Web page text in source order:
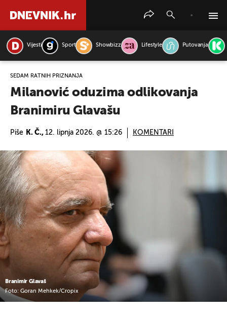
Vijesti Sport Showbizz Lifestyle Putovanja
SEDAM RATNIH PRIZNANJA
Milanović oduzima odlikovanja
Branimiru Glavašu
Piše K. Č., 12. lipnja 2026. @ 15:26 KOMENTARI
Branimir Glavaš
Foto: Goran Mehkek/Cropix
PRETRAŽITE VIJESTI